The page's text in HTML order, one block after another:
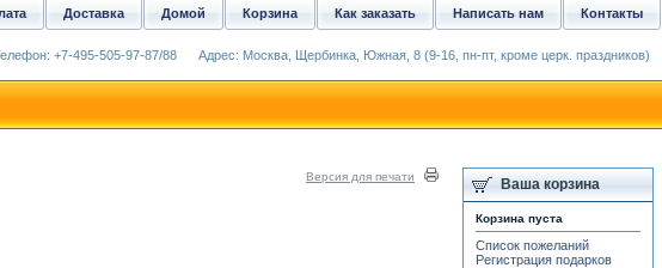
Версия для печати Ваша корзина
Корзина пуста
Список пожеланий
Регистрация подарков
Контакты
Написать нам
Как заказать
Корзина
Домой
Доставка
+7-495-505-97-87/88 Адрес: Москва, Щербинка, Южная, 8 (9-16, пн-пт, кроме церк. праздников)